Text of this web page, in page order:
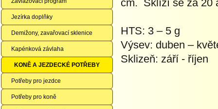
Jezírka doplňky
Demižony, zavařovací sklenice
Kapénková závlaha
KONĚ A JEZDECKÉ POTŘEBY
Potřeby pro jezdce
Potřeby pro koně
cm. Sklízí se za 20
HTS: 3 – 5 g
Výsev: duben –
Sklizeň: září - říjen